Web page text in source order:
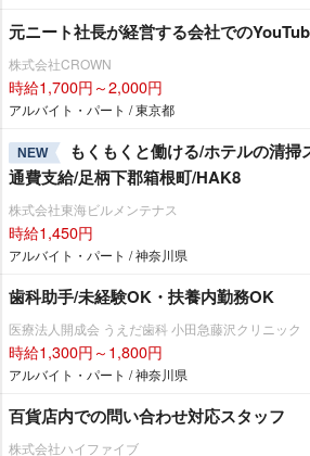
元ニート社長が経営する会社での
株式会社CROWN
時給1,700円～2,000円
アルバイト・パート / 東京都
NEW
もくもくと働ける/ホテルの清
通費支給/足柄下郡箱根町/HAK8
株式会社東海ビルメンテナス
時給1,450円
アルバイト・パート / 神奈川県
歯科助手/未経験OK・扶養内勤務OK
医療法人開成会 うえだ歯科 小田急藤沢クリニック
時給1,300円～1,800円
アルバイト・パート / 神奈川県
百貨店内での問い合わせ対応スタッフ
株式会社ハイファイブ